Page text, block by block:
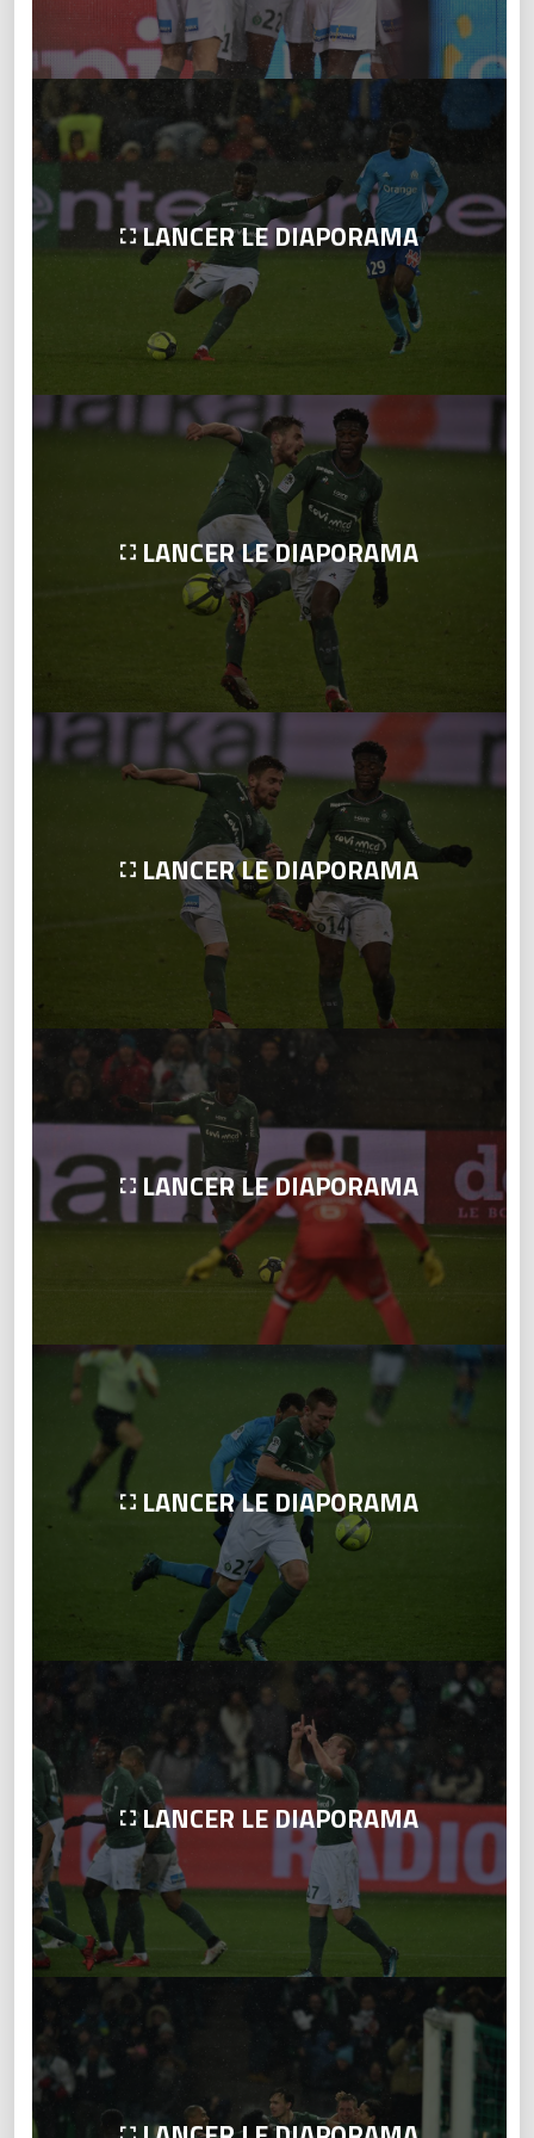
LANCER LE DIAPORAMA
LANCER LE DIAPORAMA
LANCER LE DIAPORAMA
LANCER LE DIAPORAMA
LANCER LE DIAPORAMA
LANCER LE DIAPORAMA